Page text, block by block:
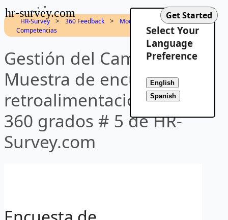
hr-survey.com
HR-Survey > 360 Feedback >
Modelo de
Competencias
Gestión del Cambio-
Muestra de encuesta de
retroalimentación de
360 grados # 5 de HR-
Survey.com
Select Your
Language
Preference